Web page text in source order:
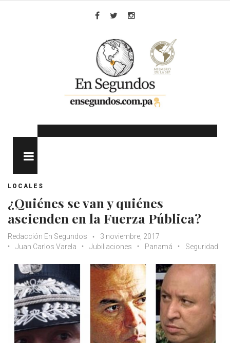
LOCALES
¿Quiénes se van y quiénes
ascienden en la Fuerza Pública?
Redacción En Segundos
3 noviembre, 2017
Juan Carlos Varela
Jubiliaciones Panamá Seguridad